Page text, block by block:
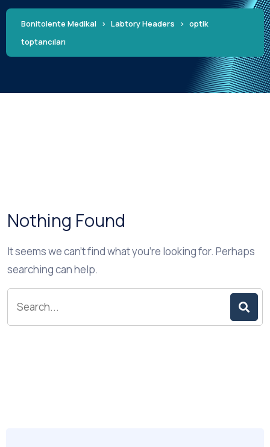
Bonitolente Medikal > Labtory Headers > optik
toptancıları
Nothing Found
It seems we can’t find what you’re looking for. Perhaps
searching can help.